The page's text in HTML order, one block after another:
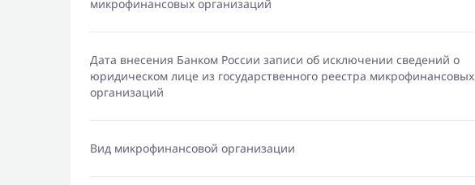
микрофинансовых организаций
Дата внесения Банком России записи об исключении сведений о
юридическом лице из государственного реестра микрофинансовых
организаций
Вид микрофинансовой организации